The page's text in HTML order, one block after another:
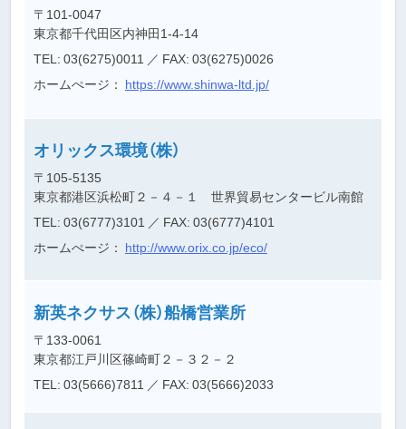
〒101-0047
東京都千代田区内神田1-4-14
TEL: 03(6275)0011 ／ FAX: 03(6275)0026
ホームぺージ： https://www.shinwa-ltd.jp/
オリックス環境（株）
〒105-5135
東京都港区浜松町２－４－１ 世界貿易センタービル南館
TEL: 03(6777)3101 ／ FAX: 03(6777)4101
ホームぺージ： http://www.orix.co.jp/eco/
新英ネクサス（株）船橋営業所
〒133-0061
東京都江戸川区篠崎町２－３２－２
TEL: 03(5666)7811 ／ FAX: 03(5666)2033